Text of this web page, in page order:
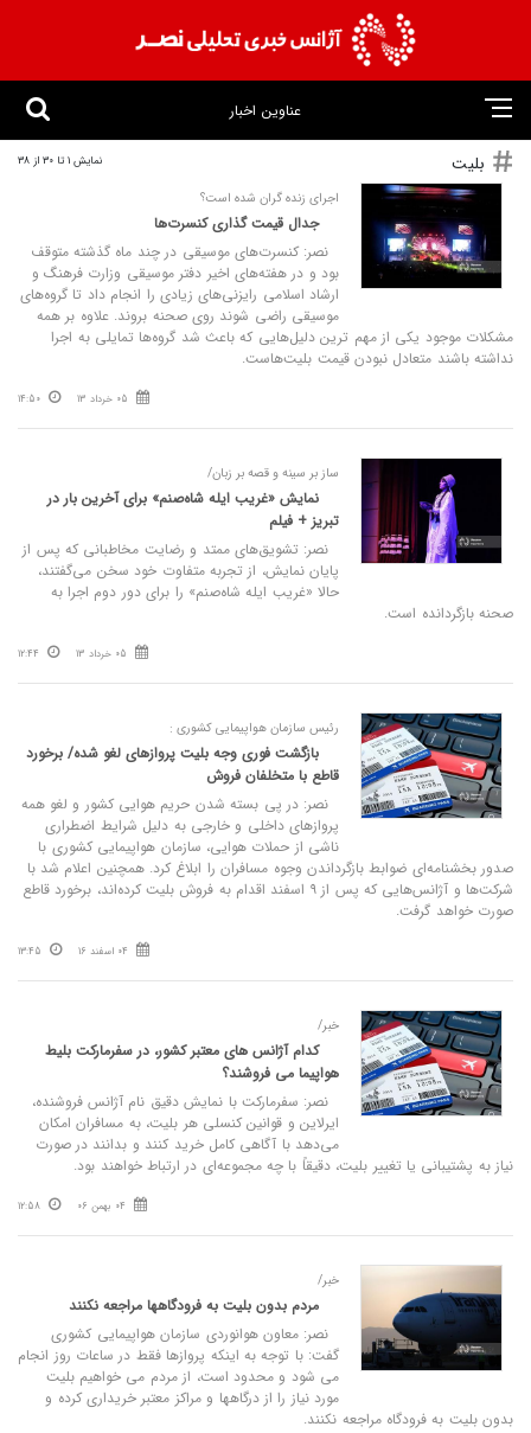
عناوین اخبار
بلیت نمایش 1 تا 30 از 38
اجرای زنده گران شده است؟
جدال قیمت گذاری کنسرت‌ها
نصر: کنسرت‌های موسیقی در چند ماه گذشته متوقف
بود و در هفته‌های اخیر دفتر موسیقی وزارت فرهنگ و
ارشاد اسلامی رایزنی‌های زیادی را انجام داد تا گروه‌های
موسیقی راضی شوند روی صحنه بروند. علاوه بر همه
مشکلات موجود یکی از مهم ترین دلیل‌هایی که باعث شد گروه‌ها تمایلی به اجرا
نداشته باشند متعادل نبودن قیمت بلیت‌هاست.
05 خرداد 13 14:50
ساز بر سینه و قصه بر زبان/
نمایش «غریب ایله شاه‌صنم» برای آخرین بار در
تبریز + فیلم
نصر: تشویق‌های ممتد و رضایت مخاطبانی که پس از
پایان نمایش، از تجربه متفاوت خود سخن می‌گفتند،
حالا «غریب ایله شاه‌صنم» را برای دور دوم اجرا به
صحنه بازگردانده است.
05 خرداد 13 12:44
رئیس سازمان هواپیمایی کشوری :
بازگشت فوری وجه بلیت پروازهای لغو شده/ برخورد
قاطع با متخلفان فروش
نصر: در پی بسته شدن حریم هوایی کشور و لغو همه
پروازهای داخلی و خارجی به دلیل شرایط اضطراری
ناشی از حملات هوایی، سازمان هواپیمایی کشوری با
صدور بخشنامه‌ای ضوابط بازگرداندن وجوه مسافران را ابلاغ کرد. همچنین اعلام شد با
شرکت‌ها و آژانس‌هایی که پس از ۹ اسفند اقدام به فروش بلیت کرده‌اند، برخورد قاطع
صورت خواهد گرفت.
04 اسفند 16 13:45
خبر/
کدام آژانس های معتبر کشور، در سفرمارکت بلیط
هواپیما می فروشند؟
نصر: سفرمارکت با نمایش دقیق نام آژانس فروشنده،
ایرلاین و قوانین کنسلی هر بلیت، به مسافران امکان
می‌دهد با آگاهی کامل خرید کنند و بدانند در صورت
نیاز به پشتیبانی یا تغییر بلیت، دقیقاً با چه مجموعه‌ای در ارتباط خواهند بود.
04 بهمن 06 12:58
خبر/
مردم بدون بلیت به فرودگاهها مراجعه نکنند
نصر: معاون هوانوردی سازمان هواپیمایی کشوری
گفت: با توجه به اینکه پروازها فقط در ساعات روز انجام
می شود و محدود است، از مردم می خواهیم بلیت
مورد نیاز را از درگاهها و مراکز معتبر خریداری کرده و
بدون بلیت به فرودگاه مراجعه نکنند.